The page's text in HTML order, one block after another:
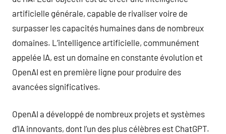
artificielle générale, capable de rivaliser voire de
surpasser les capacités humaines dans de nombreux
domaines. L’intelligence artificielle, communément
appelée IA, est un domaine en constante évolution et
OpenAI est en première ligne pour produire des
avancées significatives.
OpenAI a développé de nombreux projets et systèmes
d’IA innovants, dont l’un des plus célèbres est ChatGPT.